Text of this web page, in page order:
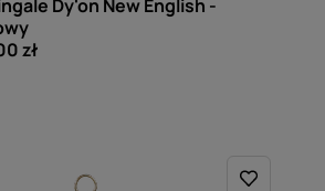
Dy'on New English -
zł